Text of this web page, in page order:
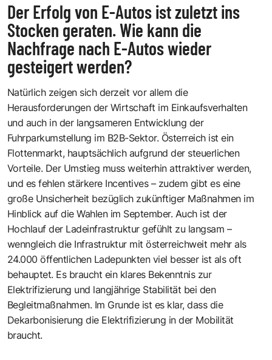
Der Erfolg von E-Autos ist zuletzt ins
Stocken geraten. Wie kann die
Nachfrage nach E-Autos wieder
gesteigert werden?
Natürlich zeigen sich derzeit vor allem die
Herausforderungen der Wirtschaft im Einkaufsverhalten
und auch in der langsameren Entwicklung der
Fuhrparkumstellung im B2B-Sektor. Österreich ist ein
Flottenmarkt, hauptsächlich aufgrund der steuerlichen
Vorteile. Der Umstieg muss weiterhin attraktiver werden,
und es fehlen stärkere Incentives – zudem gibt es eine
große Unsicherheit bezüglich zukünftiger Maßnahmen im
Hinblick auf die Wahlen im September. Auch ist der
Hochlauf der Ladeinfrastruktur gefühlt zu langsam –
wenngleich die Infrastruktur mit österreichweit mehr als
24.000 öffentlichen Ladepunkten viel besser ist als oft
behauptet. Es braucht ein klares Bekenntnis zur
Elektrifizierung und langjährige Stabilität bei den
Begleitmaßnahmen. Im Grunde ist es klar, dass die
Dekarbonisierung die Elektrifizierung in der Mobilität
braucht.